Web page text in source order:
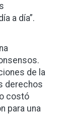
a día”.
de la
derechos
costó
para una